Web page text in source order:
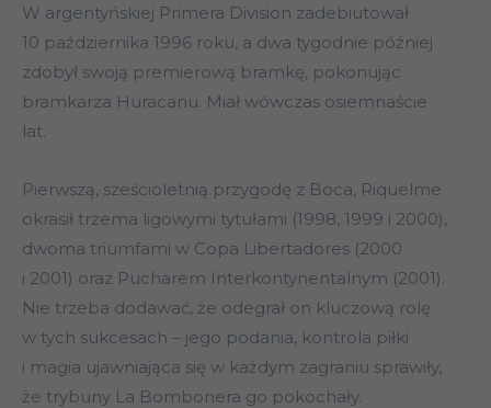
W argentyńskiej Primera Division zadebiutował
10 października 1996 roku, a dwa tygodnie później
zdobył swoją premierową bramkę, pokonując
bramkarza Huracanu. Miał wówczas osiemnaście
lat.
Pierwszą, sześcioletnią przygodę z Boca, Riquelme
okrasił trzema ligowymi tytułami (1998, 1999 i 2000),
dwoma triumfami w Copa Libertadores (2000
i 2001) oraz Pucharem Interkontynentalnym (2001).
Nie trzeba dodawać, że odegrał on kluczową rolę
w tych sukcesach – jego podania, kontrola piłki
i magia ujawniająca się w każdym zagraniu sprawiły,
że trybuny La Bombonera go pokochały.